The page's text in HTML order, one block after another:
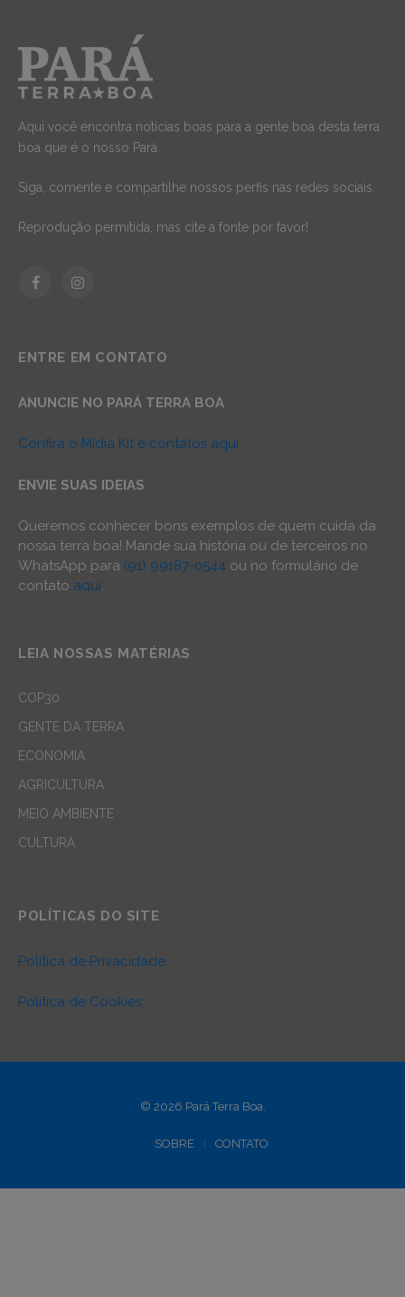
Aqui você encontra notícias boas para a gente boa desta terra
boa que é o nosso Pará.
Siga, comente e compartilhe nossos perfis nas redes sociais.
Reprodução permitida, mas cite a fonte por favor!
FacebookInstagram
ENTRE EM CONTATO
ANUNCIE NO PARÁ TERRA BOA
Confira o Mídia Kit e contatos aqui
ENVIE SUAS IDEIAS
Queremos conhecer bons exemplos de quem cuida da
nossa terra boa! Mande sua história ou de terceiros no
WhatsApp para (91) 99187-0544 ou no formulário de
contato aqui.
LEIA NOSSAS MATÉRIAS
COP30
GENTE DA TERRA
ECONOMIA
AGRICULTURA
MEIO AMBIENTE
CULTURA
POLÍTICAS DO SITE
Política de Privacidade
Política de Cookies
© 2026 Pará Terra Boa.
SOBRE CONTATO